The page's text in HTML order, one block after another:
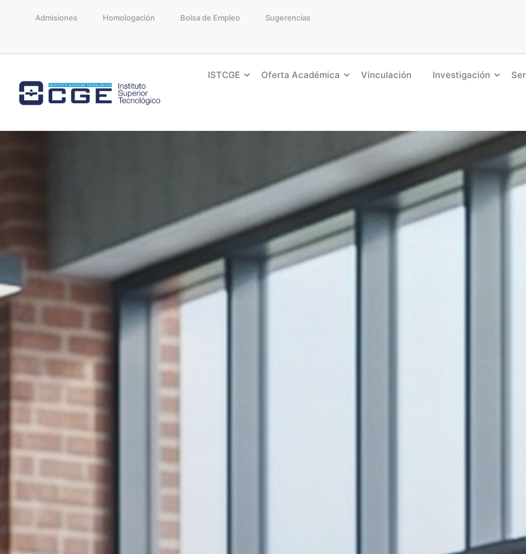
Admisiones Homologación Bolsa de Empleo Sugerencias
ISTCGE Oferta Académica Vinculación Investigación